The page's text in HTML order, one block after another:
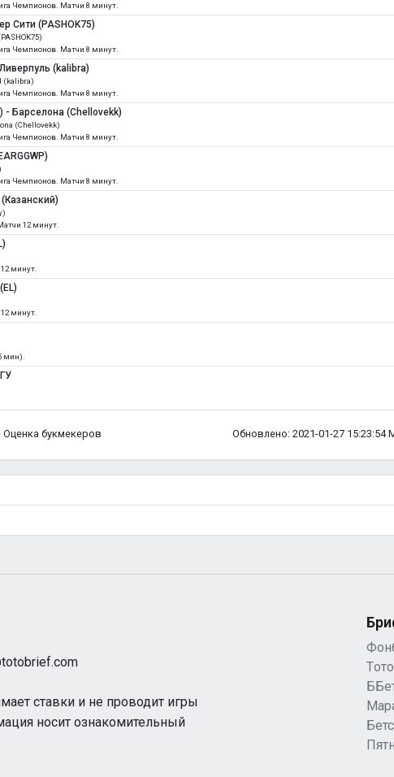
Чемпионов. Матчи 8 минут.
Сити (PASHOK75)
Чемпионов. Матчи 8 минут.
(kalibra)
(kalibra)
Чемпионов. Матчи 8 минут.
- Барселона (Chellovekk)
(Chellovekk)
Чемпионов. Матчи 8 минут.
Чемпионов. Матчи 8 минут.
12 минут.
минут.
минут.
мин).
Оценка букмекеров Обновлено: 2021-01-27 15:23:54
ставки и не проводит игры
носит ознакомительный